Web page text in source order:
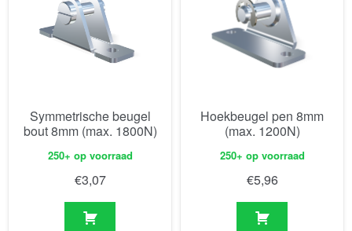
Symmetrische beugel
bout 8mm (max. 1800N)
250+ op voorraad
€3,07
Hoekbeugel pen 8mm
(max. 1200N)
250+ op voorraad
€5,96